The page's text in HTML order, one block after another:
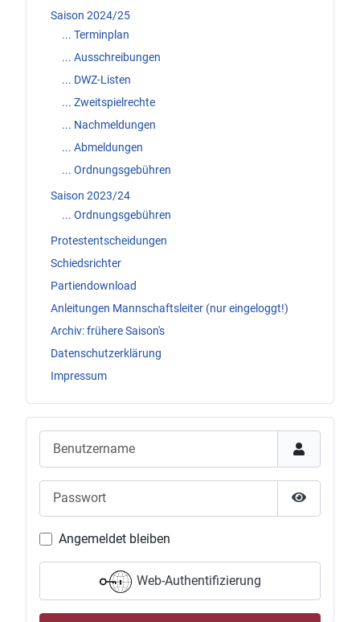
Saison 2024/25
... Terminplan
... Ausschreibungen
... DWZ-Listen
... Zweitspielrechte
... Nachmeldungen
... Abmeldungen
... Ordnungsgebühren
Saison 2023/24
... Ordnungsgebühren
Protestentscheidungen
Schiedsrichter
Partiendownload
Anleitungen Mannschaftsleiter (nur eingeloggt!)
Archiv: frühere Saison's
Datenschutzerklärung
Impressum
Passwort
Angemeldet bleiben
Web-Authentifizierung